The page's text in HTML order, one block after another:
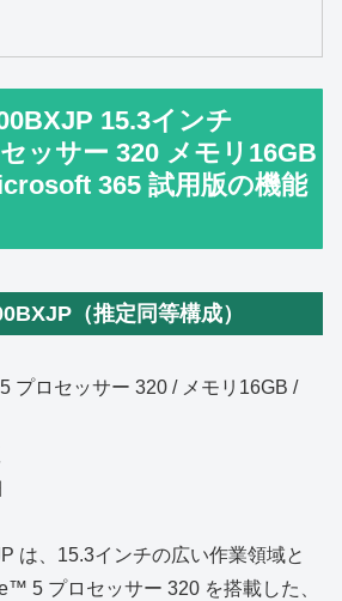
15.3インチ
ッサー 320 メモリ16GB
365 試用版の機能
（推定同等構成）
プロセッサー 320 / メモリ16GB /
は、15.3インチの広い作業領域と
5 プロセッサー 320 を搭載した、